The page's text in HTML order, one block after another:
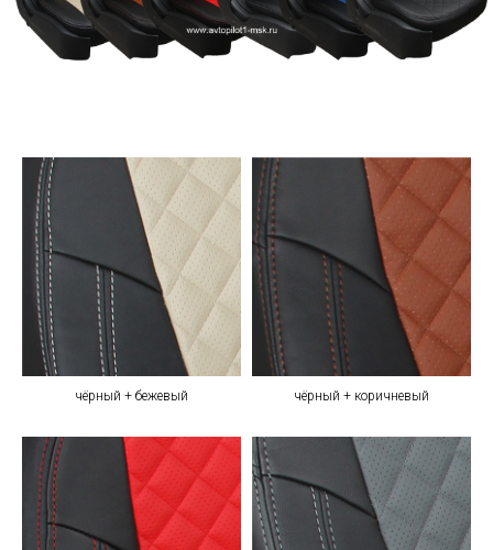
чёрный + бежевый чёрный + коричневый